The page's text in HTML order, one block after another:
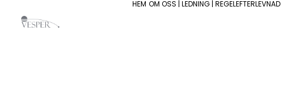
HEM OM OSS | LEDNING | REGELEFTERLEVNAD